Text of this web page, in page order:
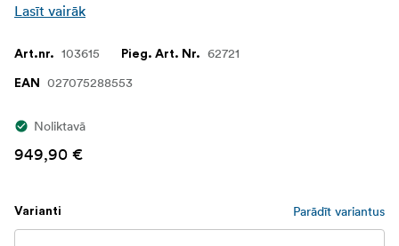
Lasīt vairāk
Art.nr. 103615 Pieg. Art. Nr. 62721
EAN 027075288553
Noliktavā
949,90 €
Varianti Parādīt variantus